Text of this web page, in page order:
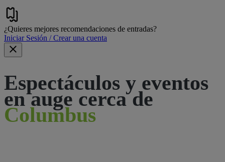
¿Quieres mejores recomendaciones de entradas?
Iniciar Sesión / Crear una cuenta
Espectáculos y eventos
en auge cerca de
Columbus